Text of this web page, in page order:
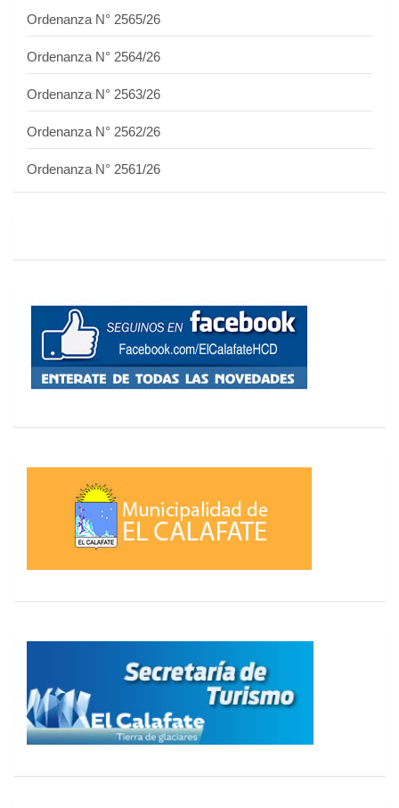
Ordenanza N° 2565/26
Ordenanza N° 2564/26
Ordenanza N° 2563/26
Ordenanza N° 2562/26
Ordenanza N° 2561/26